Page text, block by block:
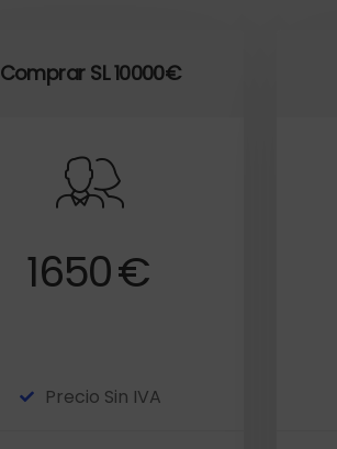
Comprar SL 10000€
1650€
Precio Sin IVA